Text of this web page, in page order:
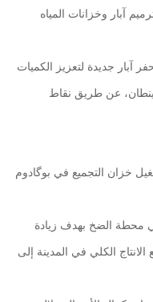
آبار وخزانات المياه
آبار جديدة لتعزيز الكميات
عن طريق نقاط
خزان التجميع في بوگادوم
محطة الضخ بهدف زيادة
كيفة بما نسبته 33% ليرتفع الانتاج الكلي في المدينة إلى